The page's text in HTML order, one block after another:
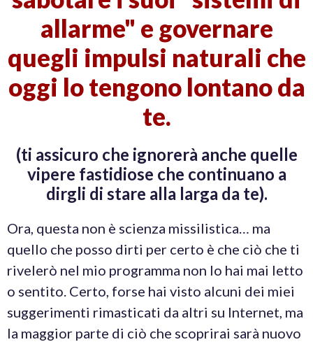
allarme" e governare
quegli impulsi naturali che
oggi lo tengono lontano da
te.
(ti assicuro che ignorerà anche quelle
vipere fastidiose che continuano a
dirgli di stare alla larga da te).
Ora, questa non è scienza missilistica… ma
quello che posso dirti per certo è che ciò che ti
rivelerò nel mio programma non lo hai mai letto
o sentito. Certo, forse hai visto alcuni dei miei
suggerimenti rimasticati da altri su Internet, ma
la maggior parte di ciò che scoprirai sarà nuovo